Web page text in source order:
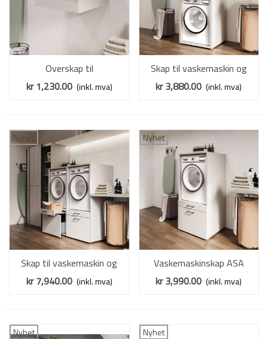
Overskap til
vaskemaskinskap ASA
kr 1,230.00 (inkl. mva)
Skap til vaskemaskin og
tørketrommel ASA 69x189
kr 3,880.00 (inkl. mva)
Nyhet
Skap til vaskemaskin og
tørketrommel ASA
kr 7,940.00 (inkl. mva)
Nyhet
Vaskemaskinskap ASA
67x144 cm - med skuff -
kr 3,990.00 (inkl. mva)
Nyhet Nyhet